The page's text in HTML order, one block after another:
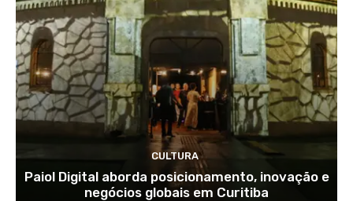
CULTURA
Paiol Digital aborda posicionamento, inovação e
negócios globais em Curitiba